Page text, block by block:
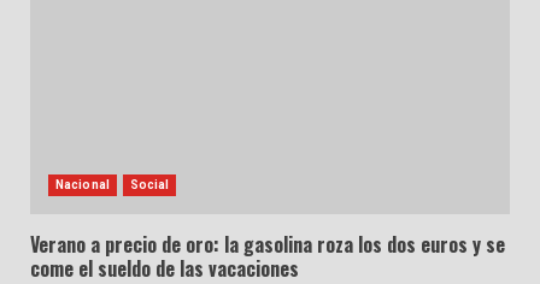
Nacional Social
Verano a precio de oro: la gasolina roza los dos euros y se
come el sueldo de las vacaciones